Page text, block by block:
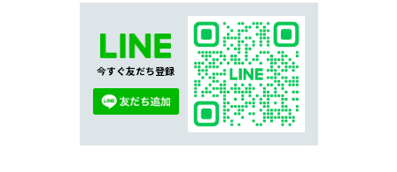
今すぐ友だち登録